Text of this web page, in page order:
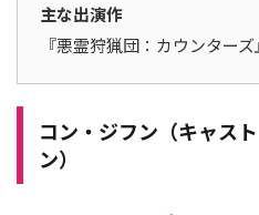
主な出演作
『悪霊狩猟団：カウンターズ
コン・ジフン（キャス
ン）